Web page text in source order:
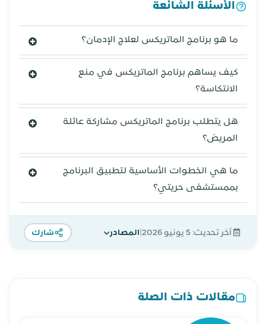
الأسئلة الشائعة
ما هو برنامج الماتريكس لعلاج الإدمان؟
كيف يساهم برنامج الماتريكس في منع
الانتكاسة؟
هل يتطلب برنامج الماتريكس مشاركة عائلة
المريض؟
ما هي الخطوات الأساسية لتطبيق البرنامج
بممستشفى حريتي؟
آخر تحديث: 5 يونيو 2026 المصادر شارك
مقالات ذات الصلة